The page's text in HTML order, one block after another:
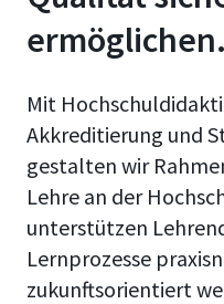
ermöglichen.
Mit
Akkreditierung und
gestalten wir
Lehre an der
unterstützen
Lernprozesse
zukunftsorientiert